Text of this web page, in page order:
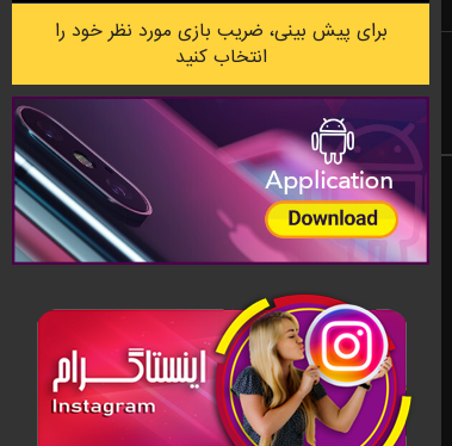
برای پیش بینی، ضریب بازی مورد نظر خود را
انتخاب کنید